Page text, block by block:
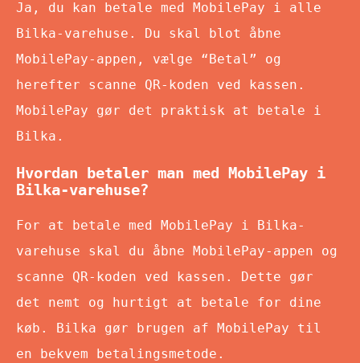
Ja, du kan betale med MobilePay i alle
Bilka-varehuse. Du skal blot åbne
MobilePay-appen, vælge “Betal” og
herefter scanne QR-koden ved kassen.
MobilePay gør det praktisk at betale i
Bilka.
Hvordan betaler man med MobilePay i
Bilka-varehuse?
For at betale med MobilePay i Bilka-
varehuse skal du åbne MobilePay-appen og
scanne QR-koden ved kassen. Dette gør
det nemt og hurtigt at betale for dine
køb. Bilka gør brugen af MobilePay til
en bekvem betalingsmetode.